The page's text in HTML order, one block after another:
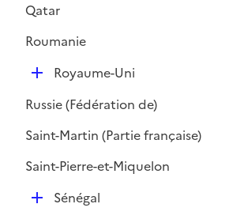
p
l
Qatar
Roumanie
D
p
l
e
Royaume-Uni
Russie (Fédération de)
Saint-Martin (Partie française)
Saint-Pierre-et-Miquelon
DSénégal